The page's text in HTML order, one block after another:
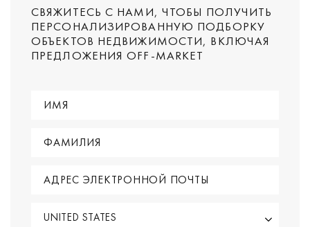
СВЯЖИТЕСЬ С НАМИ, ЧТОБЫ ПОЛУЧИТЬ
ПЕРСОНАЛИЗИРОВАННУЮ ПОДБОРКУ
ОБЪЕКТОВ НЕДВИЖИМОСТИ, ВКЛЮЧАЯ
ПРЕДЛОЖЕНИЯ OFF-MARKET